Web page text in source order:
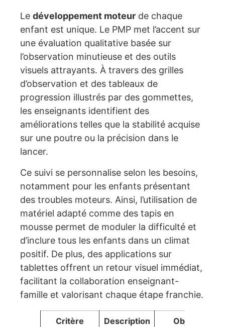
Le développement moteur de chaque
enfant est unique. Le PMP met l’accent sur
une évaluation qualitative basée sur
l’observation minutieuse et des outils
visuels attrayants. À travers des grilles
d’observation et des tableaux de
progression illustrés par des gommettes,
les enseignants identifient des
améliorations telles que la stabilité acquise
sur une poutre ou la précision dans le
lancer.
Ce suivi se personnalise selon les besoins,
notamment pour les enfants présentant
des troubles moteurs. Ainsi, l’utilisation de
matériel adapté comme des tapis en
mousse permet de moduler la difficulté et
d’inclure tous les enfants dans un climat
positif. De plus, des applications sur
tablettes offrent un retour visuel immédiat,
facilitant la collaboration enseignant-
famille et valorisant chaque étape franchie.
Critère
Description
Objectif